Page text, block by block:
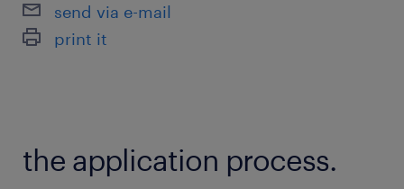
当社スタッフさんが多数活躍中です！
JR常総線／水戸駅（車13分）
send via e-mail
print it
the application process.